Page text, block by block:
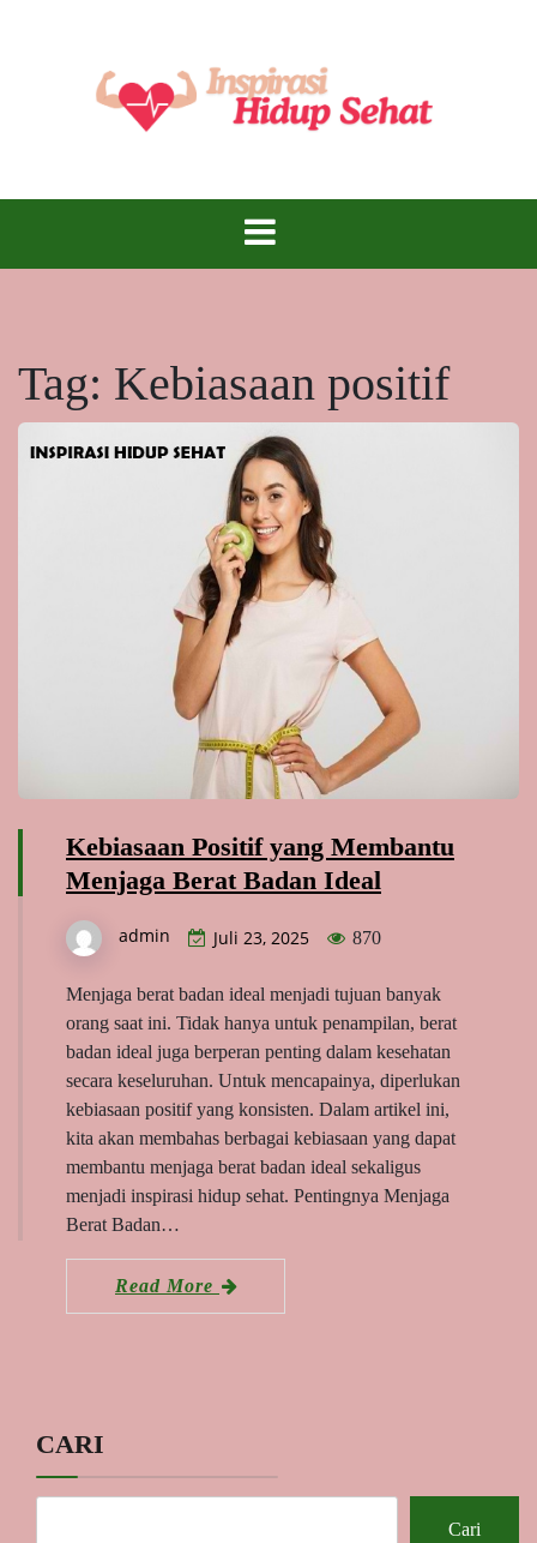
Inspirasi Hidup
Sehat
Lebih Sehat, Setiap Hari!
Tag: Kebiasaan positif
Kebiasaan Positif yang Membantu
Menjaga Berat Badan Ideal
admin Juli 23, 2025 870
Menjaga berat badan ideal menjadi tujuan banyak
orang saat ini. Tidak hanya untuk penampilan, berat
badan ideal juga berperan penting dalam kesehatan
secara keseluruhan. Untuk mencapainya, diperlukan
kebiasaan positif yang konsisten. Dalam artikel ini,
kita akan membahas berbagai kebiasaan yang dapat
membantu menjaga berat badan ideal sekaligus
menjadi inspirasi hidup sehat. Pentingnya Menjaga
Berat Badan…
Read More
CARI
Cari